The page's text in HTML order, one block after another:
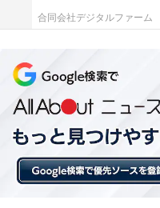
「知の深化」ももちろ
代を生き抜く力を育て
も数値化できない「非
が重要になります。
非認知能力については、
文科省の説明を引用す
す。
合同会社デジタルファーム